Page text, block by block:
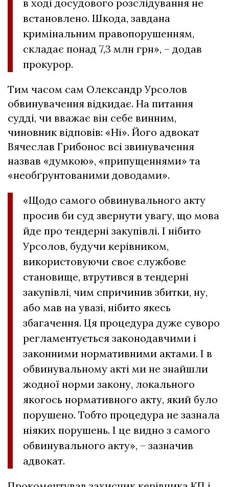
в ході досудового розслідування не
встановлено. Шкода, завдана
кримінальним правопорушенням,
складає понад 7,3 млн грн», – додав
прокурор.
Тим часом сам Олександр Урсолов
обвинувачення відкидає. На питання
судді, чи вважає він себе винним,
чиновник відповів: «Ні». Його адвокат
Вячеслав Грибонос всі звинувачення
назвав «думкою», «припущеннями» та
«необґрунтованими доводами».
«Щодо самого обвинувального акту
просив би суд звернути увагу, що мова
йде про тендерні закупівлі. І нібито
Урсолов, будучи керівником,
використовуючи своє службове
становище, втрутився в тендерні
закупівлі, чим спричинив збитки, ну,
або мав на увазі, нібито якесь
збагачення. Ця процедура дуже суворо
регламентується законодавчими і
законними нормативними актами. І в
обвинувальному акті ми не знайшли
жодної норми закону, локального
якогось нормативного акту, який було
порушено. Тобто процедура не зазнала
ніяких порушень. І це видно з самого
обвинувального акту», – зазначив
адвокат.